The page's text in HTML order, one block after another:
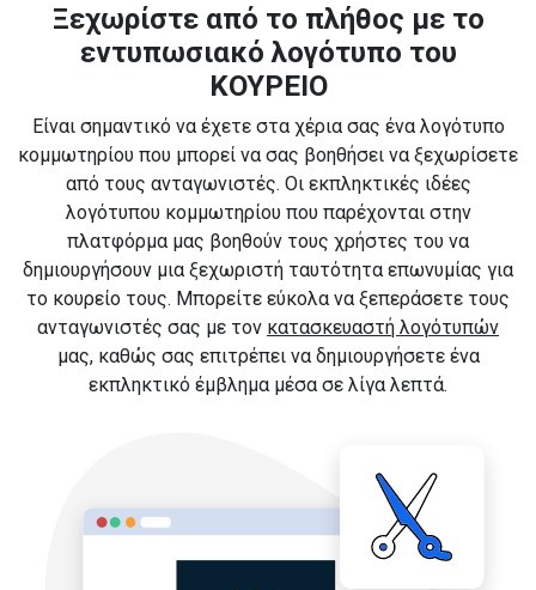
Ξεχωρίστε από το πλήθος με το
εντυπωσιακό λογότυπο του
ΚΟΥΡΕΙΟ
Είναι σημαντικό να έχετε στα χέρια σας ένα λογότυπο
κομμωτηρίου που μπορεί να σας βοηθήσει να ξεχωρίσετε
από τους ανταγωνιστές. Οι εκπληκτικές ιδέες
λογότυπου κομμωτηρίου που παρέχονται στην
πλατφόρμα μας βοηθούν τους χρήστες του να
δημιουργήσουν μια ξεχωριστή ταυτότητα επωνυμίας για
το κουρείο τους. Μπορείτε εύκολα να ξεπεράσετε τους
ανταγωνιστές σας με τον κατασκευαστή λογότυπών
μας, καθώς σας επιτρέπει να δημιουργήσετε ένα
εκπληκτικό έμβλημα μέσα σε λίγα λεπτά.